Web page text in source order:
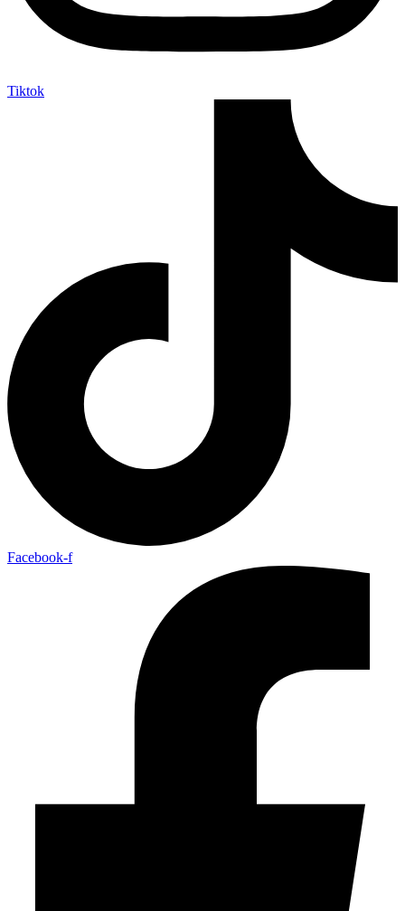
Tiktok
Facebook-f